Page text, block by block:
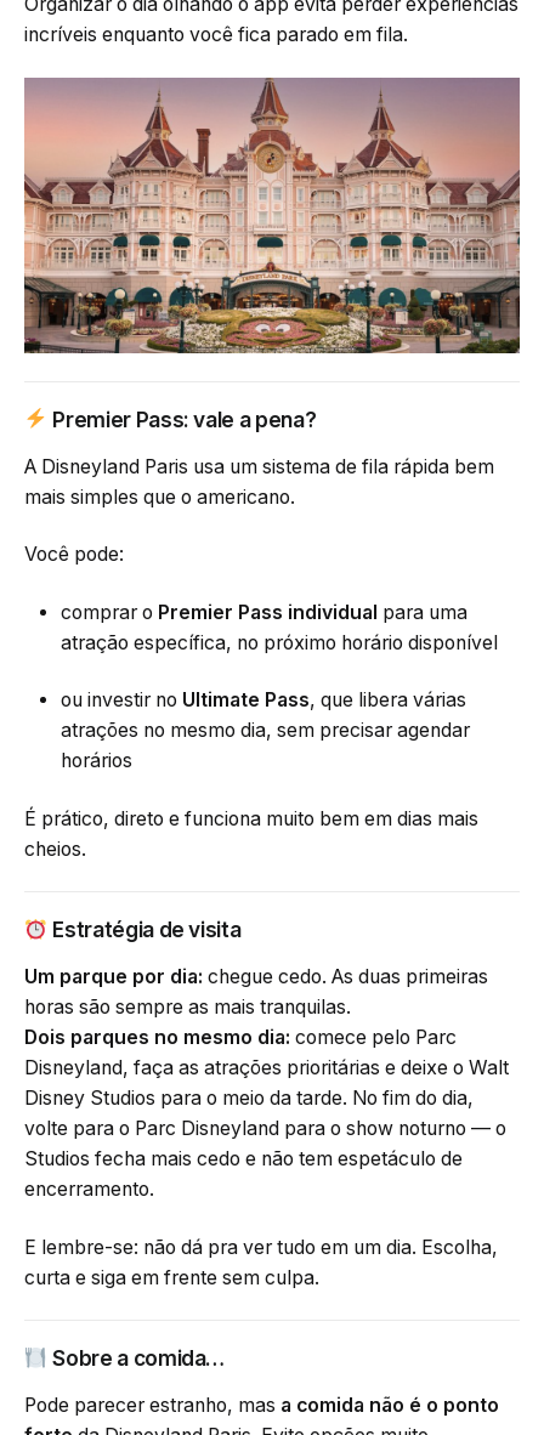
incríveis enquanto você fica parado em fila.
Premier Pass: vale a pena?
A Disneyland Paris usa um sistema de fila rápida bem
mais simples que o americano.
Você pode:
comprar o Premier Pass individual para uma
atração específica, no próximo horário disponível
ou investir no Ultimate Pass, que libera várias
atrações no mesmo dia, sem precisar agendar
horários
É prático, direto e funciona muito bem em dias mais
cheios.
Estratégia de visita
Um parque por dia: chegue cedo. As duas primeiras
horas são sempre as mais tranquilas.
Dois parques no mesmo dia: comece pelo Parc
Disneyland, faça as atrações prioritárias e deixe o Walt
Disney Studios para o meio da tarde. No fim do dia,
volte para o Parc Disneyland para o show noturno — o
Studios fecha mais cedo e não tem espetáculo de
encerramento.
E lembre-se: não dá pra ver tudo em um dia. Escolha,
curta e siga em frente sem culpa.
Sobre a comida…
Pode parecer estranho, mas a comida não é o ponto